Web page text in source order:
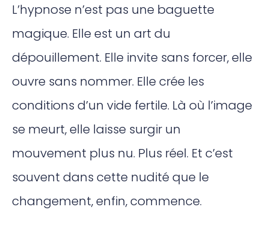
L’hypnose n’est pas une baguette
magique. Elle est un art du
dépouillement. Elle invite sans forcer, elle
ouvre sans nommer. Elle crée les
conditions d’un vide fertile. Là où l’image
se meurt, elle laisse surgir un
mouvement plus nu. Plus réel. Et c’est
souvent dans cette nudité que le
changement, enfin, commence.